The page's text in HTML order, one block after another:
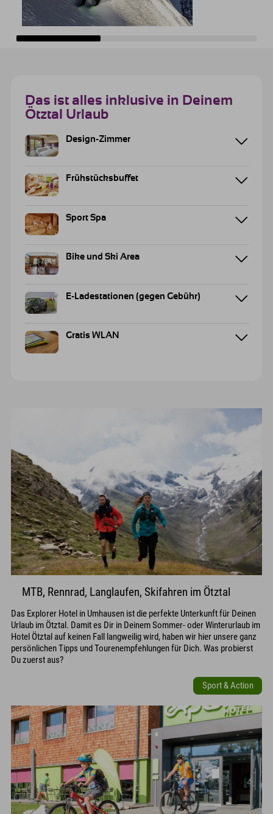
Das ist alles inklusive in Deinem
Ötztal Urlaub
Design-Zimmer
Frühstücksbuffet
Sport Spa
Bike und Ski Area
E-Ladestationen (gegen Gebühr)
Gratis WLAN
MTB, Rennrad, Langlaufen, Skifahren im Ötztal
Das Explorer Hotel in Umhausen ist die perfekte Unterkunft für Deinen
Urlaub im Ötztal. Damit es Dir in Deinem Sommer- oder Winterurlaub im
Hotel Ötztal auf keinen Fall langweilig wird, haben wir hier unsere ganz
persönlichen Tipps und Tourenempfehlungen für Dich. Was probierst
Du zuerst aus?
Sport & Action